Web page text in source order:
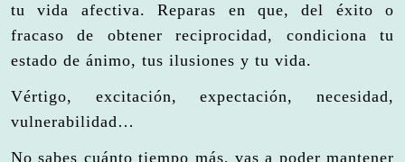
tu vida afectiva. Reparas en que, del éxito o
fracaso de obtener reciprocidad, condiciona tu
estado de ánimo, tus ilusiones y tu vida.
Vértigo, excitación, expectación, necesidad,
vulnerabilidad…
No sabes cuánto tiempo más, vas a poder mantener